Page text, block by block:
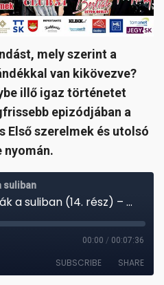
mely szerint a
van kikövezve?
illő igaz történetet
epizódjában a
Első szerelmek és utolsó